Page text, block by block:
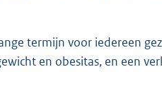
termijn voor iedereen
en obesitas, en een